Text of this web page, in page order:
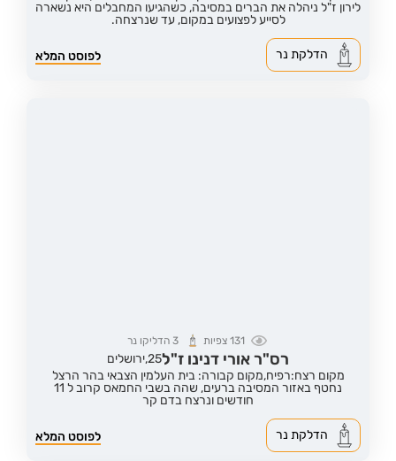
לירון ז"ל ניהלה את הברים במסיבה, כשהגיעו המחבלים היא נשארה
לסייע לפצועים במקום, עד שנרצחה.
לפוסט המלא הדלקת נר
131 צפיות 3הדליקו נר
רס"ר אורי דנינו ז"ל25,ירושלים
מקום רצח:רפיח,מקום קבורה: בית העלמין הצבאי בהר הרצל
נחטף באזור המסיבה ברעים, שהה בשבי החמאס קרוב ל 11
חודשים ונרצח בדם קר
לפוסט המלא הדלקת נר